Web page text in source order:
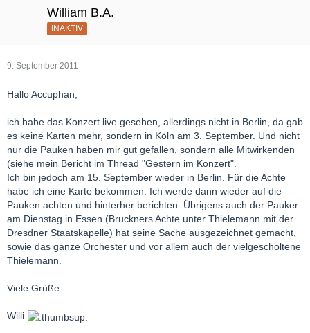
William B.A.
INAKTIV
9. September 2011
Hallo Accuphan,
ich habe das Konzert live gesehen, allerdings nicht in Berlin, da gab
es keine Karten mehr, sondern in Köln am 3. September. Und nicht
nur die Pauken haben mir gut gefallen, sondern alle Mitwirkenden
(siehe mein Bericht im Thread "Gestern im Konzert".
Ich bin jedoch am 15. September wieder in Berlin. Für die Achte
habe ich eine Karte bekommen. Ich werde dann wieder auf die
Pauken achten und hinterher berichten. Übrigens auch der Pauker
am Dienstag in Essen (Bruckners Achte unter Thielemann mit der
Dresdner Staatskapelle) hat seine Sache ausgezeichnet gemacht,
sowie das ganze Orchester und vor allem auch der vielgescholtene
Thielemann.
Viele Grüße
Willi